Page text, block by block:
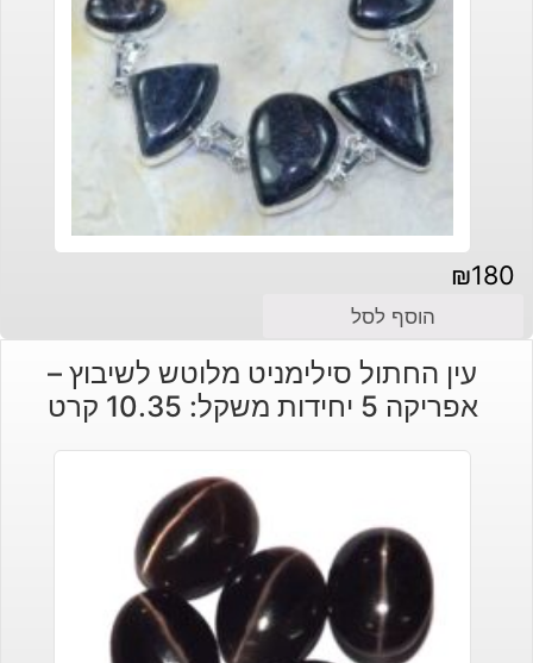
₪180
הוסף לסל
עין החתול סילימניט מלוטש לשיבוץ –
אפריקה 5 יחידות משקל: 10.35 קרט